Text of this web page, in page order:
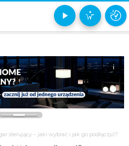
i
sterujący – jaki wybrać i jak go podłączyć?